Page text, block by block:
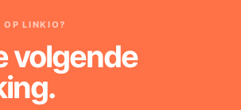
OP LINKIO?
volgende